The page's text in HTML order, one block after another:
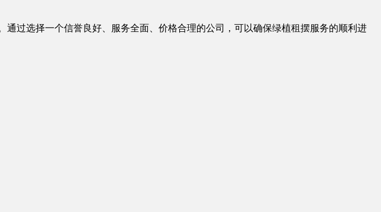
过选择一个信誉良好、服务全面、价格合理的公司，可以确保绿植租摆服务的顺利进